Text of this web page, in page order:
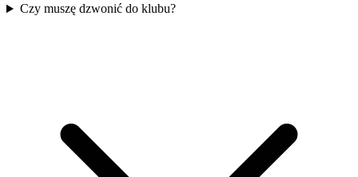
Czy muszę dzwonić do klubu?